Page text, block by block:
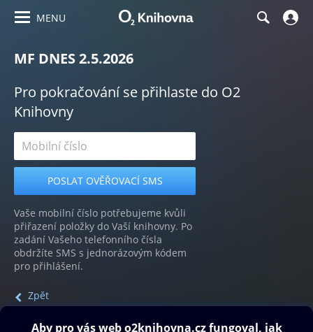
MENU
MF DNES 2.5.2026
Pro pokračování se přihlaste do O2
Knihovny
Vaše mobilní číslo potřebujeme kvůli
přiřazení položky do Vaší knihovny. Po
zadání Vašeho telefonního čísla
obdržíte SMS s jednorázovým kódem
pro přihlášení.
Zpět